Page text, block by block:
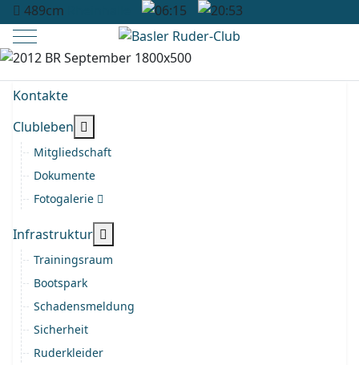
489cm 06:15
20:53
Mobile Menu Toggle
Kontakte
Clubleben
Mitgliedschaft
Dokumente
Fotogalerie
Infrastruktur
Trainingsraum
Bootspark
Schadensmeldung
Sicherheit
Ruderkleider